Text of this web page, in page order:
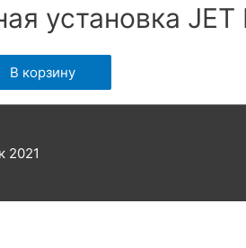
установка JET
В корзину
2021